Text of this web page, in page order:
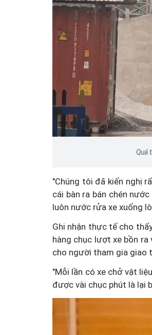
Quá
"Chúng tôi đã kiến nghị
cái bàn ra bán chén
luôn nước rửa xe xuống
Ghi nhận thực tế cho
hàng chục lượt xe bồn ra
cho người tham gia giao
"Mỗi lần có xe chở vật
được vài chục phút là lại
Thâm
xuyên